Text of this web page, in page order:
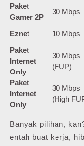
Paket
Gamer 2P
30 Mbps
Eznet
10 Mbps
Paket
Internet
Only
30 Mbps
(FUP)
Paket
Internet
Only
30 Mbps
(High
Banyak pilihan,
entah buat kerja,